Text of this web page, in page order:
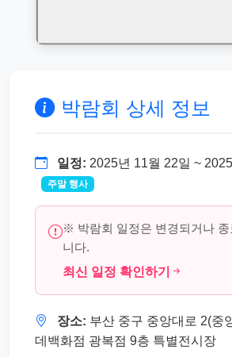
박람회 상세 정보
일정: 2025년 11월 22일 ~
주말 행사
※ 박람회 일정은 변경되거나 종
니다.
최신 일정 확인하기
장소: 부산 중구 중앙대로 2(중
데백화점 광복점 9층 특별전시장